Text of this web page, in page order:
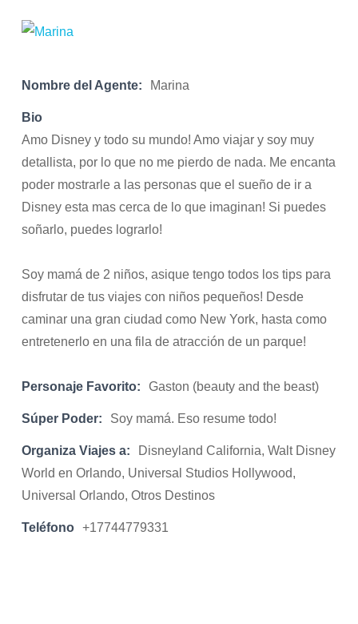
Nombre del Agente: Marina
Bio
Amo Disney y todo su mundo! Amo viajar y soy muy
detallista, por lo que no me pierdo de nada. Me encanta
poder mostrarle a las personas que el sueño de ir a
Disney esta mas cerca de lo que imaginan! Si puedes
soñarlo, puedes lograrlo!
Soy mamá de 2 niños, asique tengo todos los tips para
disfrutar de tus viajes con niños pequeños! Desde
caminar una gran ciudad como New York, hasta como
entretenerlo en una fila de atracción de un parque!
Personaje Favorito: Gaston (beauty and the beast)
Súper Poder: Soy mamá. Eso resume todo!
Organiza Viajes a:
Disneyland California, Walt Disney
World en Orlando, Universal Studios Hollywood,
Universal Orlando, Otros Destinos
Teléfono +17744779331